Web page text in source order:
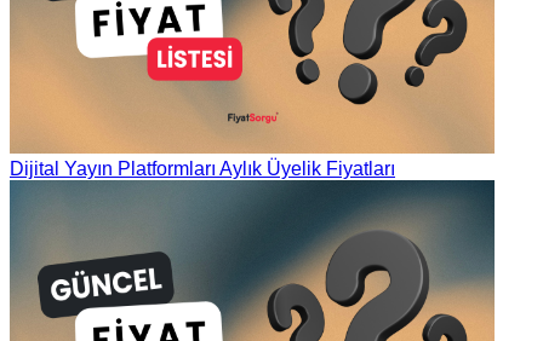
Dijital Yayın Platformları Aylık Üyelik Fiyatları